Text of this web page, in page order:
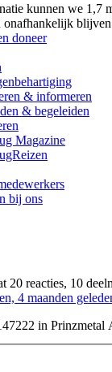
kunnen we 1,7
onafhankelijk
doneer
& informeren
& begeleiden
Magazine
bij ons
20 reacties, 10
4 maanden
in Prinzmetal